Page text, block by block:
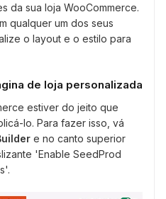
da sua loja WooCommerce.
qualquer um dos seus
o layout e o estilo para
de loja personalizada
estiver do jeito que
lo. Para fazer isso, vá
e no canto superior
'Enable SeedProd